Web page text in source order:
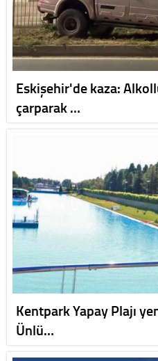
Eskişehir'de kaza:
çarparak …
Kentpark Yapay Plajı
Ünlü…